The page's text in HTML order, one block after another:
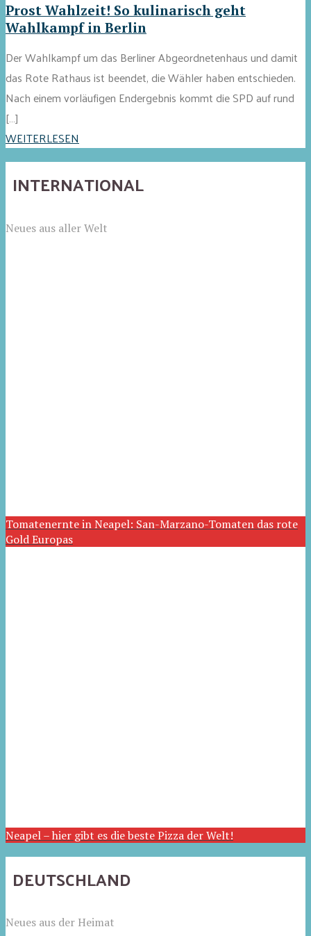
Prost Wahlzeit! So kulinarisch geht
Wahlkampf in Berlin
Der Wahlkampf um das Berliner Abgeordnetenhaus und damit
das Rote Rathaus ist beendet, die Wähler haben entschieden.
Nach einem vorläufigen Endergebnis kommt die SPD auf rund
[…]
WEITERLESEN
INTERNATIONAL
Neues aus aller Welt
Tomatenernte in Neapel: San-Marzano-Tomaten das rote
Gold Europas
Neapel – hier gibt es die beste Pizza der Welt!
DEUTSCHLAND
Neues aus der Heimat